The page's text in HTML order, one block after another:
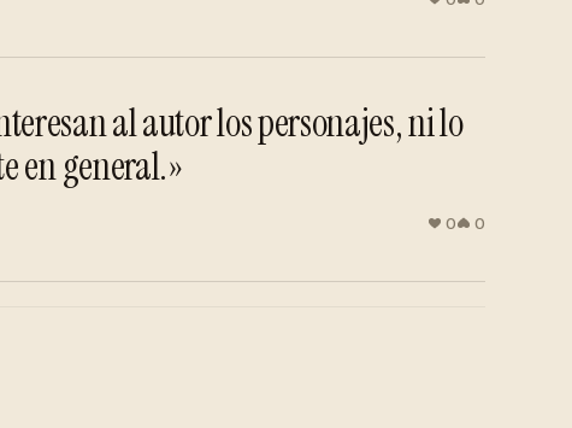
al autor los personajes, ni lo
en general.»
0 0